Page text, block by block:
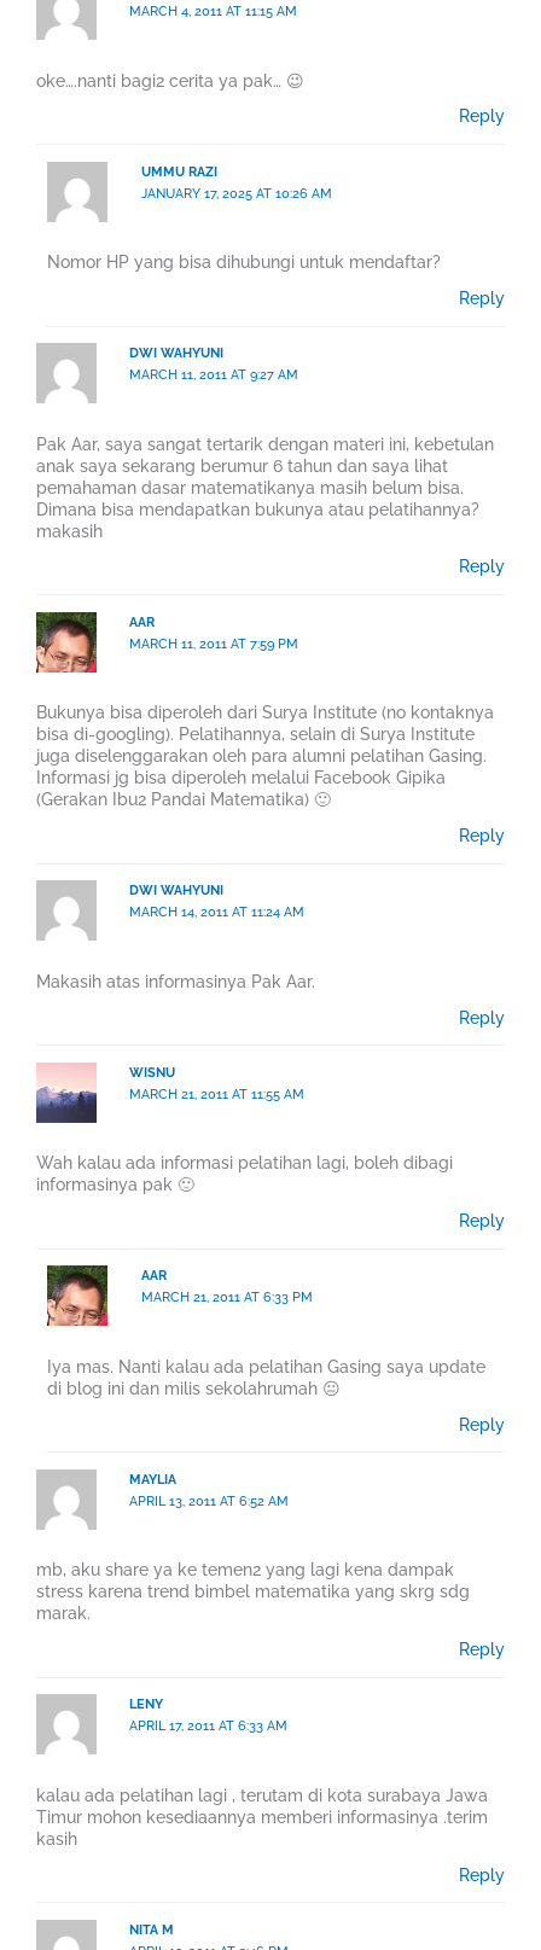
MARCH 4, 2011 AT 11:15 AM
oke….nanti bagi2 cerita ya pak… 😉
Reply
UMMU RAZI
JANUARY 17, 2025 AT 10:26 AM
Nomor HP yang bisa dihubungi untuk mendaftar?
Reply
DWI WAHYUNI
MARCH 11, 2011 AT 9:27 AM
Pak Aar, saya sangat tertarik dengan materi ini, kebetulan
anak saya sekarang berumur 6 tahun dan saya lihat
pemahaman dasar matematikanya masih belum bisa.
Dimana bisa mendapatkan bukunya atau pelatihannya?
makasih
Reply
AAR
MARCH 11, 2011 AT 7:59 PM
Bukunya bisa diperoleh dari Surya Institute (no kontaknya
bisa di-googling). Pelatihannya, selain di Surya Institute
juga diselenggarakan oleh para alumni pelatihan Gasing.
Informasi jg bisa diperoleh melalui Facebook Gipika
(Gerakan Ibu2 Pandai Matematika) 🙂
Reply
DWI WAHYUNI
MARCH 14, 2011 AT 11:24 AM
Makasih atas informasinya Pak Aar.
Reply
WISNU
MARCH 21, 2011 AT 11:55 AM
Wah kalau ada informasi pelatihan lagi, boleh dibagi
informasinya pak 🙂
Reply
AAR
MARCH 21, 2011 AT 6:33 PM
Iya mas. Nanti kalau ada pelatihan Gasing saya update
di blog ini dan milis sekolahrumah 😐
Reply
MAYLIA
APRIL 13, 2011 AT 6:52 AM
mb, aku share ya ke temen2 yang lagi kena dampak
stress karena trend bimbel matematika yang skrg sdg
marak.
Reply
LENY
APRIL 17, 2011 AT 6:33 AM
kalau ada pelatihan lagi , terutam di kota surabaya Jawa
Timur mohon kesediaannya memberi informasinya .terim
kasih
Reply
NITA M